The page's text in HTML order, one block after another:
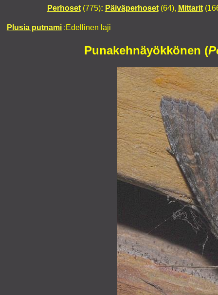
Perhoset(775): Päiväperhoset(64), Mittarit
Plusia putnami:Edellinen laji
Punakehnäyökkönen (